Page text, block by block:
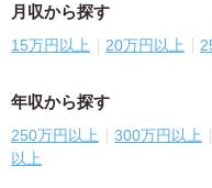
月収から探す
15万円以上 20万円以上
年収から探す
250万円以上 300万円以上
以上